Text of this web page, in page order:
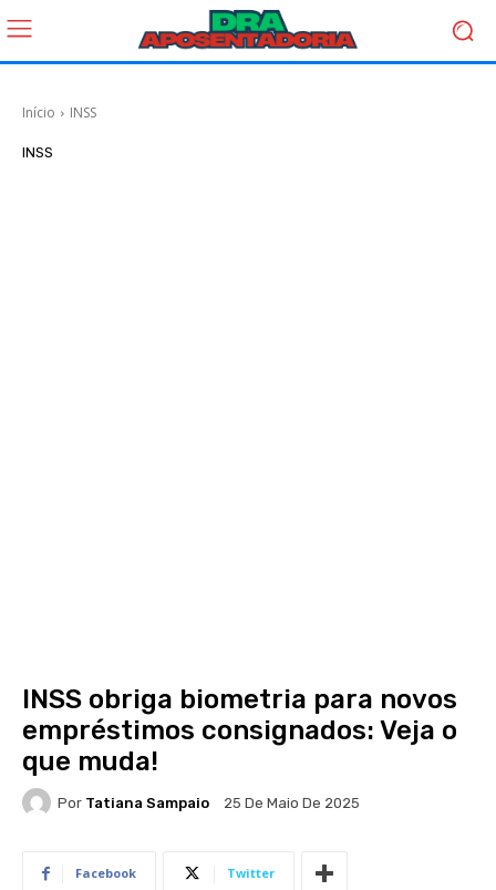
Início INSS
INSS
INSS obriga biometria para novos
empréstimos consignados: Veja o
que muda!
Por Tatiana Sampaio 25 De Maio De 2025
Facebook Twitter